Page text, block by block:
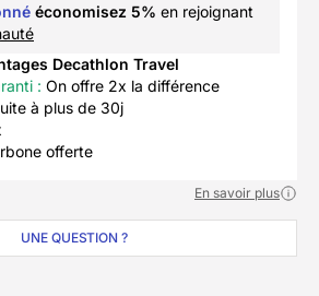
économisez 5% en rejoignant
Decathlon Travel
: On offre 2x la différence
à plus de 30j
offerte
En savoir plus
UNE QUESTION ?